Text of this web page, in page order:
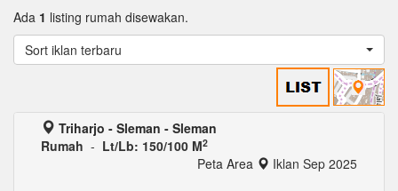
Ada 1 listing rumah disewakan.
Sort iklan terbaru
Triharjo - Sleman - Sleman
Rumah - Lt/Lb: 150/100 M2
Peta Area Iklan Sep 2025